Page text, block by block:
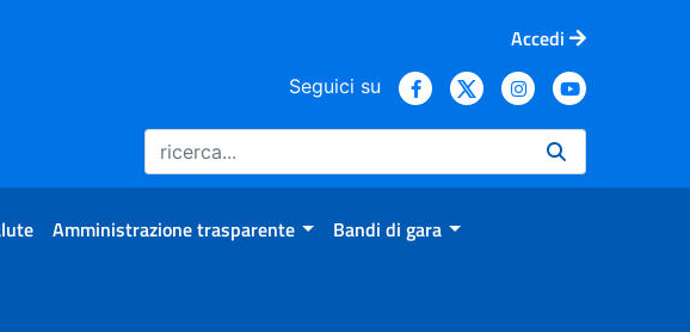
Accedi
Seguici su
Amministrazione trasparente Bandi di gara